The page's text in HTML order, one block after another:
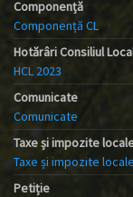
Componență
Componență CL
Hotărâri Consiliul
HCL 2023
Comunicate
Comunicate
Taxe și impozite
Taxe și impozite locale
Petiție